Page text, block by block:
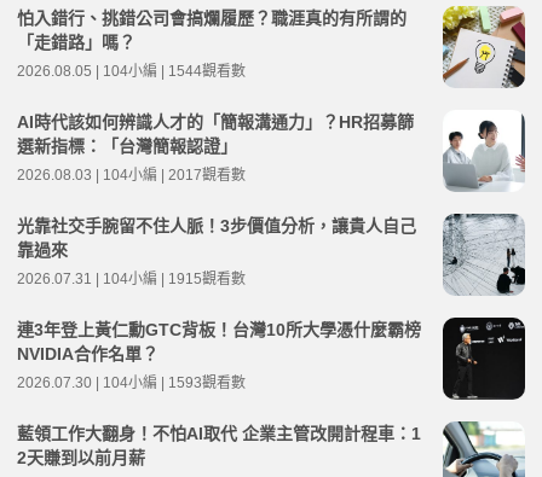
怕入錯行、挑錯公司會搞爛履歷？職涯真的有所謂的
「走錯路」嗎？
2026.08.05 | 104小編 | 1544觀看數
AI時代該如何辨識人才的「簡報溝通力」？HR招募篩
選新指標：「台灣簡報認證」
2026.08.03 | 104小編 | 2017觀看數
光靠社交手腕留不住人脈！3步價值分析，讓貴人自己
靠過來
2026.07.31 | 104小編 | 1915觀看數
連3年登上黃仁勳GTC背板！台灣10所大學憑什麼霸榜
NVIDIA合作名單？
2026.07.30 | 104小編 | 1593觀看數
藍領工作大翻身！不怕AI取代 企業主管改開計程車：1
2天賺到以前月薪